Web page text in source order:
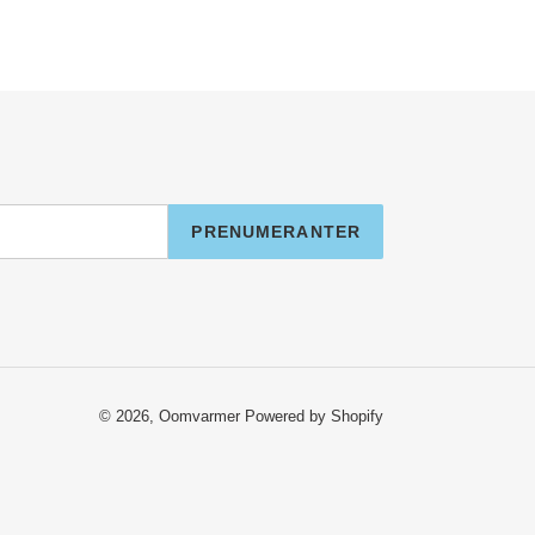
PRENUMERANTER
© 2026, Oomvarmer Powered by Shopify